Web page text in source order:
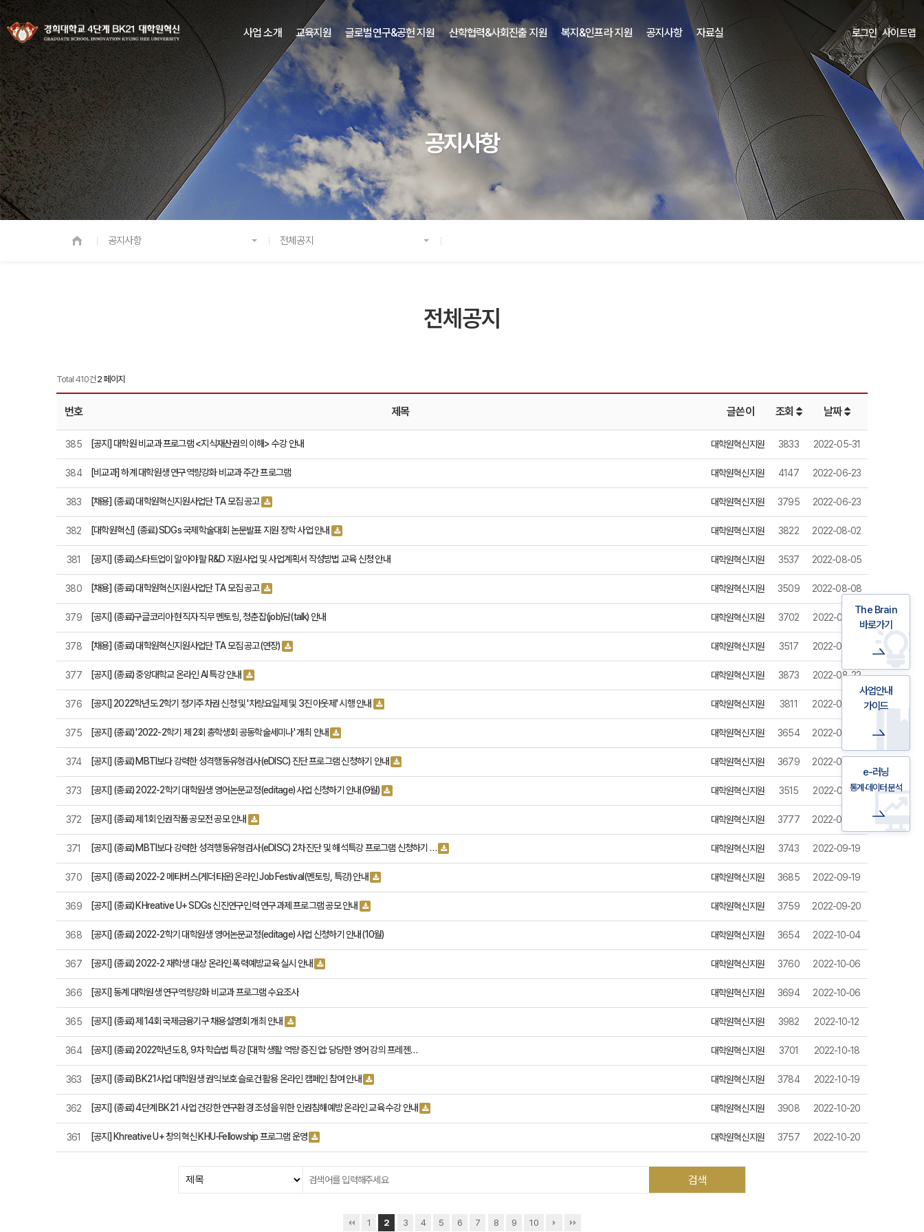
사업 소개 교육지원 글로벌연구&공헌 지원 산학협력&사회진출 지원 복지&인프라 지원 공지사항 자료실 로그인 사이트맵
공지사항
공지사항 전체공지
전체공지
Total 410건2 페이지
번호 제목 글쓴이 조회 날짜
385 [공지] 대학원 비교과 프로그램 <지식재산권의 이해> 수강 안내 대학원혁신지원 3833 2022-05-31
384 [비교과] 하계 대학원생 연구역량강화 비교과 주간 프로그램 대학원혁신지원 4147 2022-06-23
383 [채용] (종료) 대학원혁신지원사업단 TA 모집 공고 대학원혁신지원 3795 2022-06-23
382 [대학원혁신] (종료) SDGs 국제학술대회 논문발표 지원 장학 사업 안내 대학원혁신지원 3822 2022-08-02
381 [공지] (종료)스타트업이 알아야 할 R&D 지원사업 및 사업계획서 작성방법 교육 신청 안내 대학원혁신지원 3537 2022-08-05
380 [채용] (종료) 대학원혁신지원사업단 TA 모집 공고 대학원혁신지원 3509 2022-08-08
379 [공지] (종료)구글코리아 현직자 직무 멘토링, 청춘잡(job)담(talk) 안내 대학원혁신지원 3702 2022-08-18
378 [채용] (종료) 대학원혁신지원사업단 TA 모집 공고(연장) 대학원혁신지원 3517 2022-08-22
377 [공지] (종료) 중앙대학교 온라인 AI 특강 안내 대학원혁신지원 3873 2022-08-22
376 [공지] 2022학년도 2학기 정기주차권 신청 및 '차량요일제 및 3진 아웃제' 시행 안내 대학원혁신지원 3811 2022-08-25
375 [공지] (종료) '2022-2학기 제 2회 총학생회 공동학술세미나' 개최 안내 대학원혁신지원 3654 2022-08-29
374 [공지] (종료) MBTI보다 강력한 성격행동유형검사(eDISC) 진단 프로그램 신청하기 안내 대학원혁신지원 3679 2022-08-30
373 [공지] (종료) 2022-2학기 대학원생 영어논문교정(editage) 사업 신청하기 안내(9월) 대학원혁신지원 3515 2022-09-01
372 [공지] (종료) 제1회 인권작품 공모전 공모 안내 대학원혁신지원 3777 2022-09-02
371 [공지] (종료) MBTI보다 강력한 성격행동유형검사(eDISC) 2차 진단 및 해석특강 프로그램 신청하기 … 대학원혁신지원 3743 2022-09-19
370 [공지] (종료) 2022-2 메타버스(게더타운) 온라인 Job Festival(멘토링, 특강) 안내 대학원혁신지원 3685 2022-09-19
369 [공지] (종료) KHreative U+ SDGs 신진연구인력 연구과제 프로그램 공모 안내 대학원혁신지원 3759 2022-09-20
368 [공지] (종료) 2022-2학기 대학원생 영어논문교정(editage) 사업 신청하기 안내(10월) 대학원혁신지원 3654 2022-10-04
367 [공지] (종료) 2022-2 재학생 대상 온라인 폭력예방교육 실시 안내 대학원혁신지원 3760 2022-10-06
366 [공지] 동계 대학원생 연구역량강화 비교과 프로그램 수요조사 대학원혁신지원 3694 2022-10-06
365 [공지] (종료) 제14회 국제금융기구 채용설명회 개최 안내 대학원혁신지원 3982 2022-10-12
364 [공지] (종료) 2022학년도 8, 9차 학습법 특강 [대학 생활 역량 증진 업: 당당한 영어 강의 프레젠… 대학원혁신지원 3701 2022-10-18
363 [공지] (종료) BK21사업 대학원생 권익보호 슬로건 활용 온라인 캠페인 참여 안내 대학원혁신지원 3784 2022-10-19
362 [공지] (종료) 4단계 BK21 사업 건강한 연구환경 조성을 위한 인권침해예방 온라인 교육 수강 안내 대학원혁신지원 3908 2022-10-20
361 [공지] Khreative U+ 창의혁신 KHU-Fellowship 프로그램 운영 대학원혁신지원 3757 2022-10-20
1 2 3 4 5 6 7 8 9 10
The Brain
바로가기
사업안내
가이드
e-러닝
통계·데이터 분석